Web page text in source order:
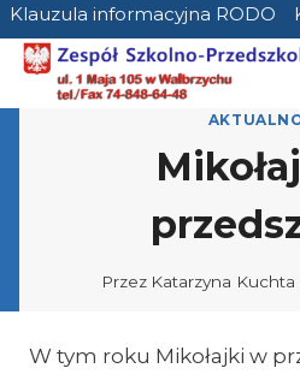
Klauzula informacyjna RODO
Przez Katarzyna Kuchta
W tym roku Mikołajki w